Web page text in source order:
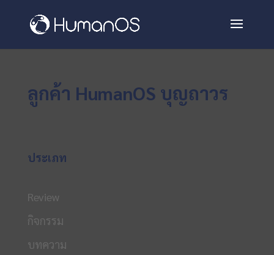
ลูกค้า HumanOS บุญถาวร
ประเภท
Review
กิจกรรม
บทความ